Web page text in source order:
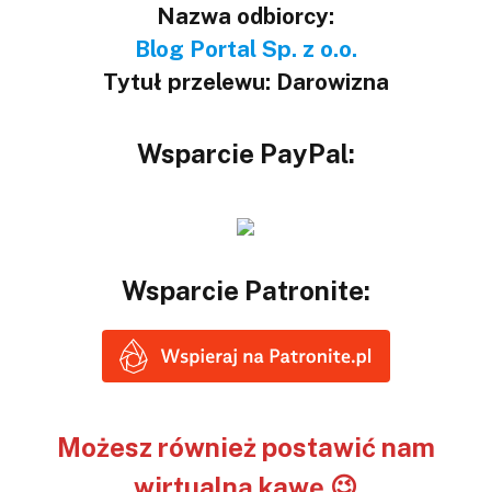
Nazwa odbiorcy:
Blog Portal Sp. z o.o.
Tytuł przelewu: Darowizna
Wsparcie PayPal:
Wsparcie Patronite:
Możesz również postawić nam